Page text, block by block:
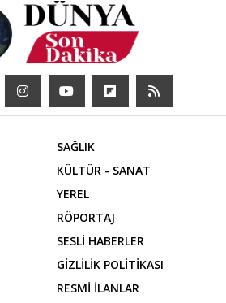
SAĞLIK
KÜLTÜR - SANAT
YEREL
RÖPORTAJ
SESLİ HABERLER
GİZLİLİK POLİTİKASI
RESMİ İLANLAR